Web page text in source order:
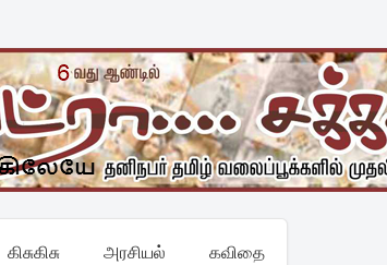
கிசுகிசு அரசியல் கவிதை